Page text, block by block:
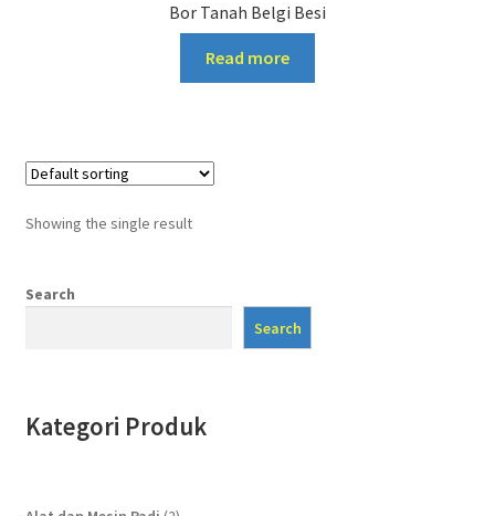
Bor Tanah Belgi Besi
Read more
Showing the single result
Search
Search
Kategori Produk